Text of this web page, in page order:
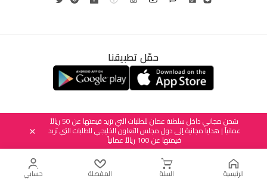
حمّل تطبيقنا
شحن مجاني داخل سلطنة عمان للطلبات التي تزيد قيمتها عن 50 ريالاً
عمانياً | هدايا مجانية إلى دول مجلس التعاون الخليجي للطلبات التي تزيد
قيمتها عن 100 ريالاً عمانياً
×
العربية English
(الإنجليزية)
الرئيسية السلة المفضلة حسابي